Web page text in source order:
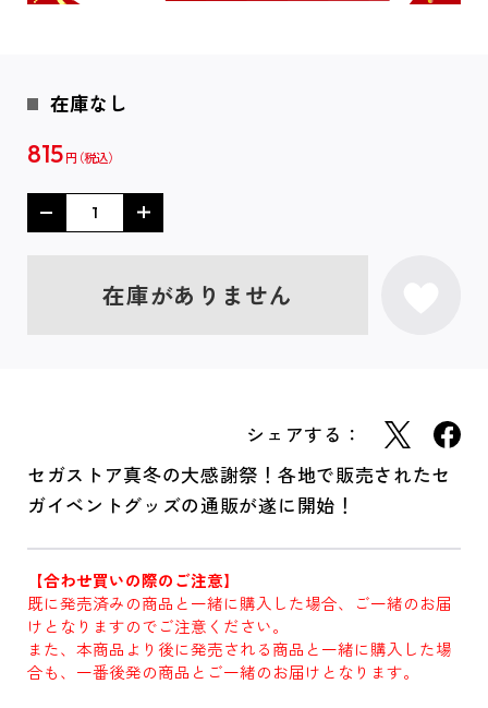
在庫なし
815 円
在庫がありません
シェアする：
セガストア真冬の大感謝祭！各地で販売されたセ
ガイベントグッズの通販が遂に開始！
【合わせ買いの際のご注意】
既に発売済みの商品と一緒に購入した場合、ご一緒のお届
けとなりますのでご注意ください。
また、本商品より後に発売される商品と一緒に購入した場
合も、一番後発の商品とご一緒のお届けとなります。